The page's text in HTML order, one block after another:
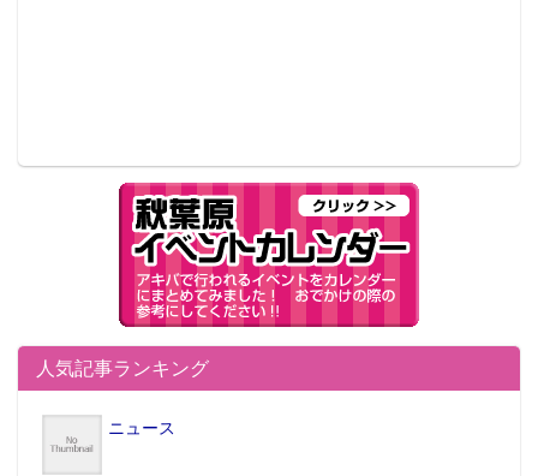
人気記事ランキング
ニュース